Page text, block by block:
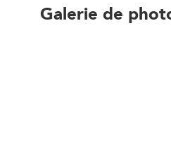
Galerie de